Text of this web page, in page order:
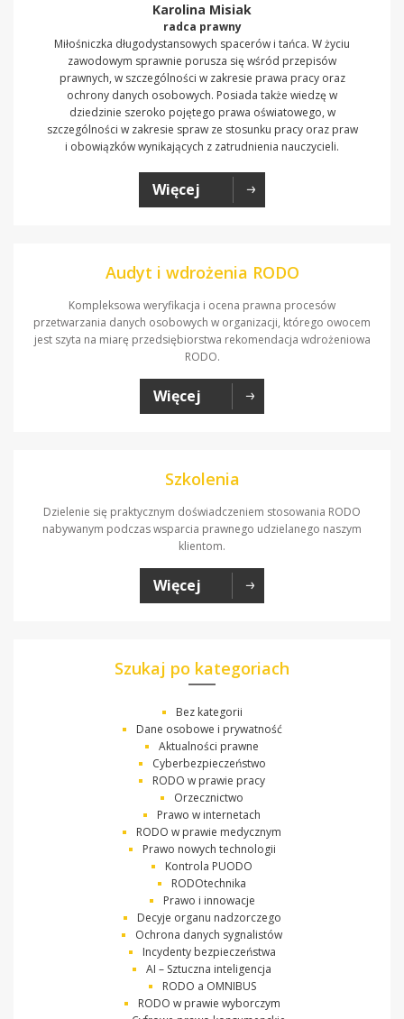
Karolina Misiak
radca prawny
Miłośniczka długodystansowych spacerów i tańca. W życiu
zawodowym sprawnie porusza się wśród przepisów
prawnych, w szczególności w zakresie prawa pracy oraz
ochrony danych osobowych. Posiada także wiedzę w
dziedzinie szeroko pojętego prawa oświatowego, w
szczególności w zakresie spraw ze stosunku pracy oraz praw
i obowiązków wynikających z zatrudnienia nauczycieli.
Więcej
Audyt i wdrożenia RODO
Kompleksowa weryfikacja i ocena prawna procesów
przetwarzania danych osobowych w organizacji, którego owocem
jest szyta na miarę przedsiębiorstwa rekomendacja wdrożeniowa
RODO.
Więcej
Szkolenia
Dzielenie się praktycznym doświadczeniem stosowania RODO
nabywanym podczas wsparcia prawnego udzielanego naszym
klientom.
Więcej
Szukaj po kategoriach
Bez kategorii
Dane osobowe i prywatność
Aktualności prawne
Cyberbezpieczeństwo
RODO w prawie pracy
Orzecznictwo
Prawo w internetach
RODO w prawie medycznym
Prawo nowych technologii
Kontrola PUODO
RODOtechnika
Prawo i innowacje
Decyje organu nadzorczego
Ochrona danych sygnalistów
Incydenty bezpieczeństwa
AI – Sztuczna inteligencja
RODO a OMNIBUS
RODO w prawie wyborczym